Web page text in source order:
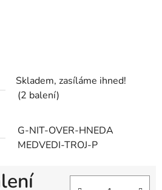
Skladem, zasíláme ihned!
(2 balení)
G-NIT-OVER-HNEDA
MEDVEDI-TROJ-P